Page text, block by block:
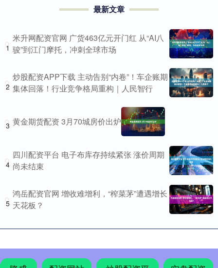
最新文章
1
米升网配资官网 广货463亿元开门红 从“AI八
骏”到江门摩托，冲刺全球市场
2
炒股配资APP下载 主动告别“内卷”！车企账期
集体回落！行业竞争格局重构｜人民智行
3 黄金期货配资 3月70城房价出炉
4
四川配资平台 电子布库存持续紧张 涨价周期
尚未结束
5
鸿岳配资官网 增收难增利，“榨菜茅”遭遇增长
天花板？